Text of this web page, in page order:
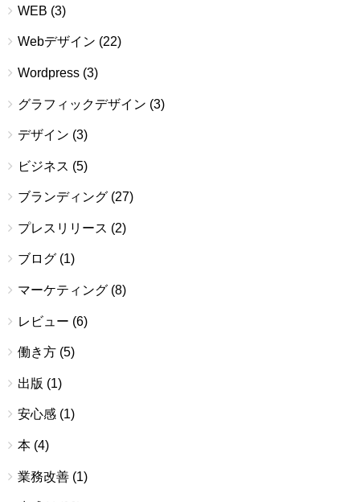
WEB (3)
Webデザイン (22)
Wordpress (3)
グラフィックデザイン (3)
デザイン (3)
ビジネス (5)
ブランディング (27)
プレスリリース (2)
ブログ (1)
マーケティング (8)
レビュー (6)
働き方 (5)
出版 (1)
安心感 (1)
本 (4)
業務改善 (1)